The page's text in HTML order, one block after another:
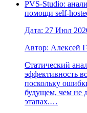
PVS-Studio:
помощи self-
Дата: 27 Июл
Автор: Алексей
Статический
эффективность
поскольку
будущем, чем не
этапах.…